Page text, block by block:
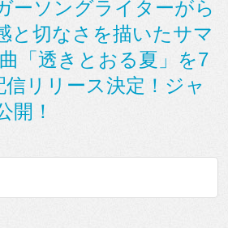
ーソングライターがら
と切なさを描いたサマ
「透きとおる夏」を7
信リリース決定！ジャ
開！